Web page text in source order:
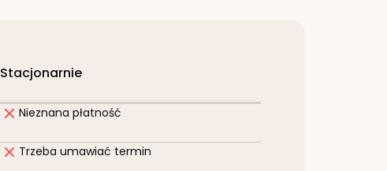
Stacjonarnie
Nieznana płatność
Trzeba umawiać termin